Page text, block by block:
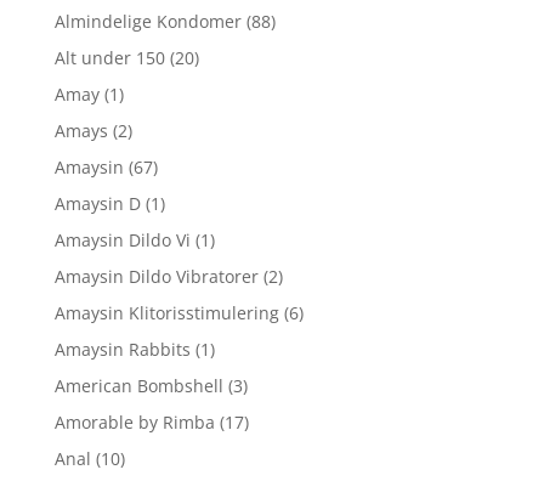
Almindelige Kondomer (88)
Alt under 150 (20)
Amay (1)
Amays (2)
Amaysin (67)
Amaysin D (1)
Amaysin Dildo Vi (1)
Amaysin Dildo Vibratorer (2)
Amaysin Klitorisstimulering (6)
Amaysin Rabbits (1)
American Bombshell (3)
Amorable by Rimba (17)
Anal (10)